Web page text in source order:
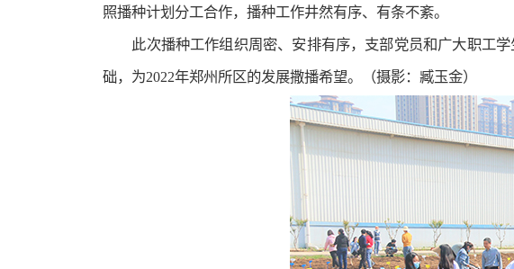
照播种计划分工合作，播种工作井然有序、有条不紊。
此次播种工作组织周密、安排有序，支部党员和广大职工
础，为2022年郑州所区的发展撒播希望。（摄影：臧玉金）